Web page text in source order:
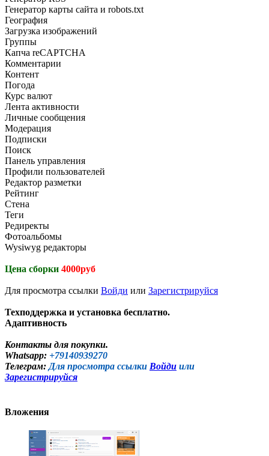
Генератор карты сайта и robots.txt
География
Загрузка изображений
Группы
Капча reCAPTCHA
Комментарии
Контент
Погода
Курс валют
Лента активности
Личные сообщения
Модерация
Подписки
Поиск
Панель управления
Профили пользователей
Редактор разметки
Рейтинг
Стена
Теги
Редиректы
Фотоальбомы
Wysiwyg редакторы
Цена сборки 4000руб
Для просмотра ссылки Войди или Зарегистрируйся
Техподдержка и установка бесплатно.
Адаптивность
Контакты для покупки.
Whatsapp: +79140939270
Телеграм:Для просмотра ссылки Войди или
Зарегистрируйся
Вложения